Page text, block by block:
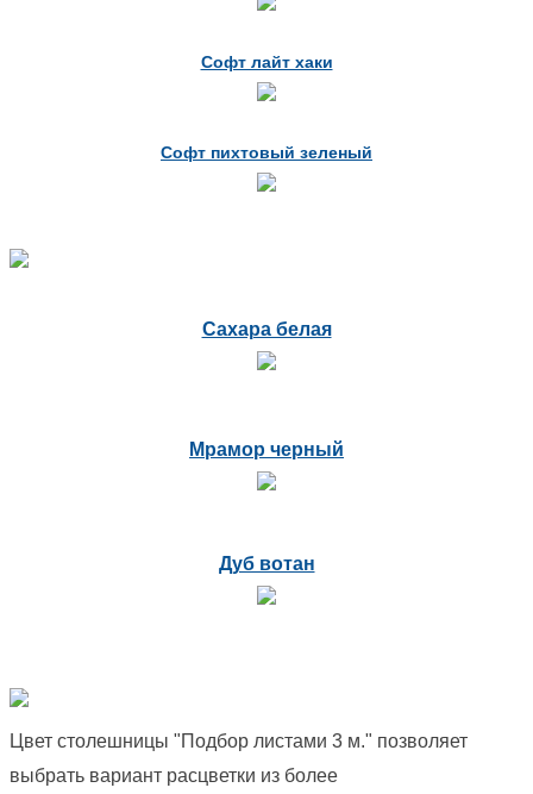
Софт лайт хаки
Софт пихтовый зеленый
Сахара белая
Мрамор черный
Дуб вотан
Цвет столешницы "Подбор листами 3 м." позволяет
выбрать вариант расцветки из более